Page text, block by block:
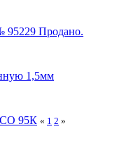
Продано.
1,5мм
СО 95К « 1 2 »